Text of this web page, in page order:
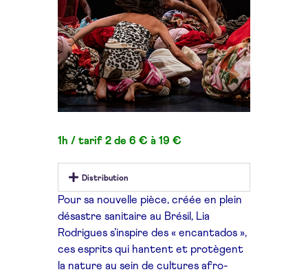
1h / tarif 2 de 6 € à 19 €
Distribution
Pour sa nouvelle pièce, créée en plein
désastre sanitaire au Brésil, Lia
Rodrigues s’inspire des « encantados »,
ces esprits qui hantent et protègent
la nature au sein de cultures afro-